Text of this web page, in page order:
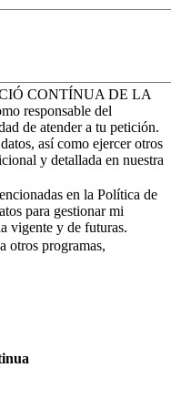
CONTÍNUA DE LA
responsable del
de atender a tu petición.
así como ejercer otros
y detallada en nuestra
en la Política de
para gestionar mi
vigente y de futuras.
otros programas,